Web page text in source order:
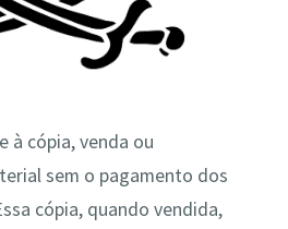
à cópia, venda ou
sem o pagamento dos
cópia, quando vendida,